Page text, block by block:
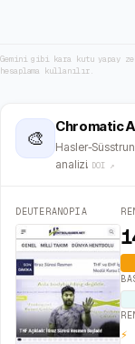
Gemini gibi kara kutu yapay
hesaplama kullanılır.
🎨
Chromatic
Hasler-
analizi. DOI ↗
DEUTERANOPIA